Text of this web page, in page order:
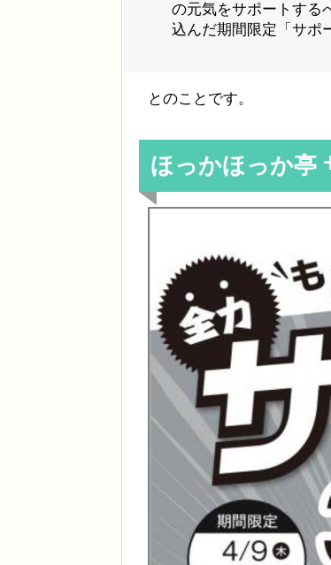
の元気をサポートする
込んだ期間限定「サポ
とのことです。
ほっかほっか亭